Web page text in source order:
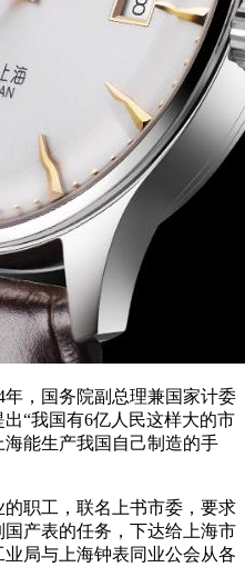
，国务院副总理兼国家计委
“我国有6亿人民这样大的市
能生产我国自己制造的手
职工，联名上书市委，要求
产表的任务，下达给上海市
局与上海钟表同业公会从各